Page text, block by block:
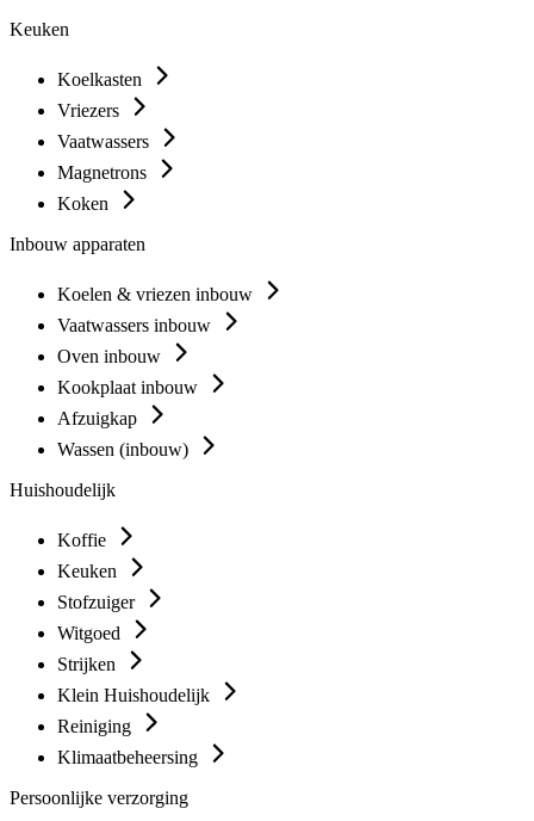
Keuken
Koelkasten
Vriezers
Vaatwassers
Magnetrons
Koken
Inbouw apparaten
Koelen & vriezen inbouw
Vaatwassers inbouw
Oven inbouw
Kookplaat inbouw
Afzuigkap
Wassen (inbouw)
Huishoudelijk
Koffie
Keuken
Stofzuiger
Witgoed
Strijken
Klein Huishoudelijk
Reiniging
Klimaatbeheersing
Persoonlijke verzorging